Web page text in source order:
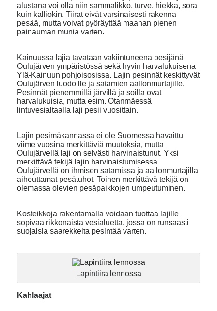
alustana voi olla niin sammalikko, turve, hiekka, sora
kuin kalliokin. Tiirat eivät varsinaisesti rakenna
pesää, mutta voivat pyöräyttää maahan pienen
painauman munia varten.
Kainuussa lajia tavataan vakiintuneena pesijänä
Oulujärven ympäristössä sekä hyvin harvalukuisena
Ylä-Kainuun pohjoisosissa. Lajin pesinnät keskittyvät
Oulujärven luodoille ja satamien aallonmurtajille.
Pesinnät pienemmillä järvillä ja soilla ovat
harvalukuisia, mutta esim. Otanmäessä
lintuvesialtaalla laji pesii vuosittain.
Lajin pesimäkannassa ei ole Suomessa havaittu
viime vuosina merkittäviä muutoksia, mutta
Oulujärvellä laji on selvästi harvinaistunut. Yksi
merkittävä tekijä lajin harvinaistumisessa
Oulujärvellä on ihmisen satamissa ja aallonmurtajilla
aiheuttamat pesätuhot. Toinen merkittävä tekijä on
olemassa olevien pesäpaikkojen umpeutuminen.
Kosteikkoja rakentamalla voidaan tuottaa lajille
sopivaa rikkonaista vesialuetta, jossa on runsaasti
suojaisia saarekkeita pesintää varten.
Lapintiira lennossa
Kahlaajat